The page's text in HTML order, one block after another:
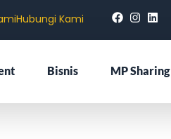
Hubungi Kami
Bisnis MP Sharing